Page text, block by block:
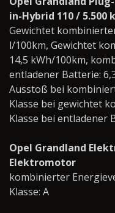
in-Hybrid 110 / 5.500
Gewichtet
l/100km, Gewichtet
14,5 kWh/100km,
entladener Batterie:
Ausstoß bei
Klasse bei gewichtet
Klasse bei entladener
Opel Grandland
Elektromotor
kombinierter
Klasse: A